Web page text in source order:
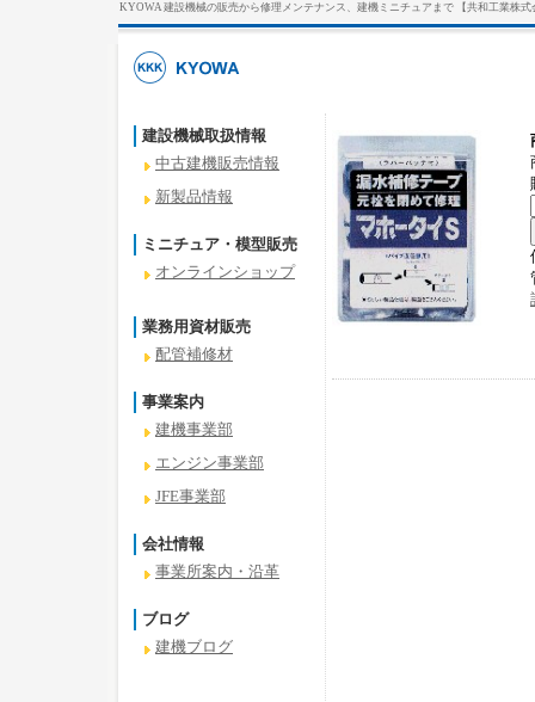
KYOWA 建設機械の販売から修理メンテナンス、建機ミニチュアまで 【共和工業株式
建設機械取扱情報
中古建機販売情報
新製品情報
ミニチュア・模型販売
オンラインショップ
業務用資材販売
配管補修材
事業案内
建機事業部
エンジン事業部
JFE事業部
会社情報
事業所案内・沿革
ブログ
建機ブログ